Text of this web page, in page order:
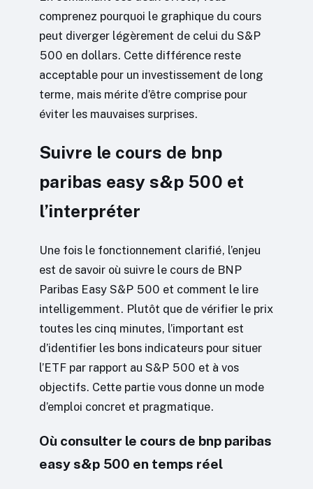
comprenez pourquoi le graphique du cours
peut diverger légèrement de celui du S&P
500 en dollars. Cette différence reste
acceptable pour un investissement de long
terme, mais mérite d’être comprise pour
éviter les mauvaises surprises.
Suivre le cours de bnp
paribas easy s&p 500 et
l’interpréter
Une fois le fonctionnement clarifié, l’enjeu
est de savoir où suivre le cours de BNP
Paribas Easy S&P 500 et comment le lire
intelligemment. Plutôt que de vérifier le prix
toutes les cinq minutes, l’important est
d’identifier les bons indicateurs pour situer
l’ETF par rapport au S&P 500 et à vos
objectifs. Cette partie vous donne un mode
d’emploi concret et pragmatique.
Où consulter le cours de bnp paribas
easy s&p 500 en temps réel